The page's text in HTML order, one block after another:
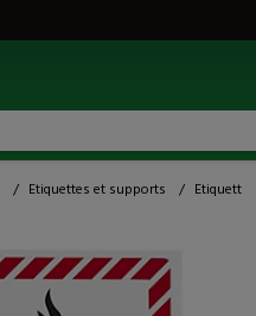
/ Etiquettes et supports /